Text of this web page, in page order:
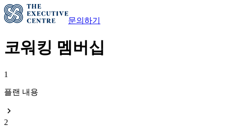
문의하기
코워킹 멤버십
1
플랜 내용
2